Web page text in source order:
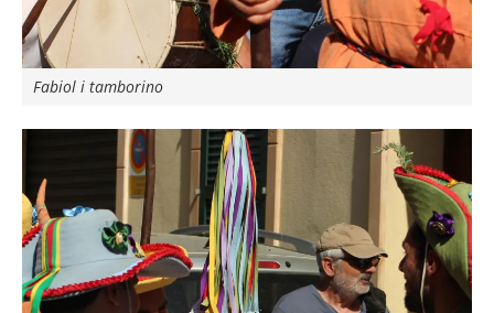
Fabiol i tamborino